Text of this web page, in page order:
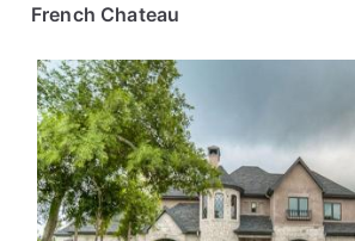
French Chateau